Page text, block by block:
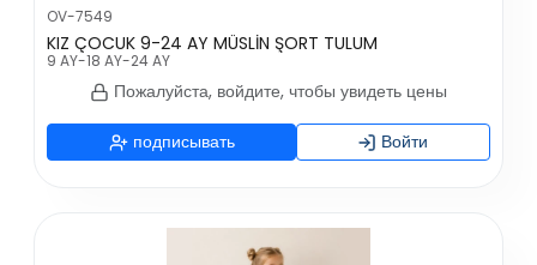
OV-7549
KIZ ÇOCUK 9-24 AY MÜSLİN ŞORT TULUM
9 AY-18 AY-24 AY
Пожалуйста, войдите, чтобы увидеть цены
подписывать Войти